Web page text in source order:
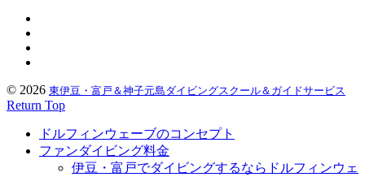
© 2026 東伊豆・富戸＆神子元島ダイビングスクール＆ガイドサービス
Return Top
ドルフィンウェーブのコンセプト
ファンダイビング料金
伊豆・富戸でダイビングするならドルフィンウェ